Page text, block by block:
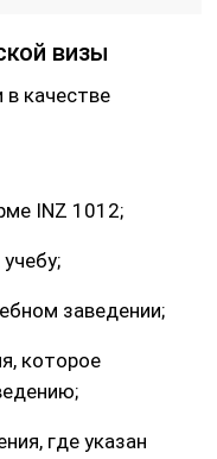
визы
качестве
INZ 1012;
заведении;
которое
где указан